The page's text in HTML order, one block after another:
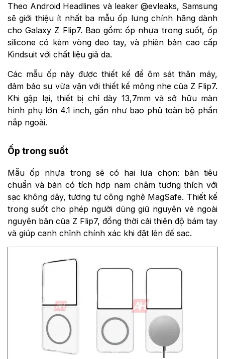
Theo Android Headlines và leaker @evleaks, Samsung
sẽ giới thiệu ít nhất ba mẫu ốp lưng chính hãng dành
cho Galaxy Z Flip7. Bao gồm: ốp nhựa trong suốt, ốp
silicone có kèm vòng đeo tay, và phiên bản cao cấp
Kindsuit với chất liệu giả da.
Các mẫu ốp này được thiết kế để ôm sát thân máy,
đảm bảo sự vừa vặn với thiết kế mỏng nhẹ của Z Flip7.
Khi gập lại, thiết bị chỉ dày 13,7mm và sở hữu màn
hình phụ lớn 4.1 inch, gần như bao phủ toàn bộ phần
nắp ngoài.
Ốp trong suốt
Mẫu ốp nhựa trong sẽ có hai lựa chọn: bản tiêu
chuẩn và bản có tích hợp nam châm tương thích với
sạc không dây, tương tự công nghệ MagSafe. Thiết kế
trong suốt cho phép người dùng giữ nguyên vẻ ngoài
nguyên bản của Z Flip7, đồng thời cải thiện độ bám tay
và giúp canh chỉnh chính xác khi đặt lên đế sạc.